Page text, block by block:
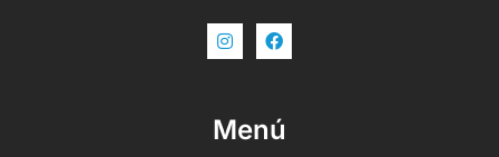
Menú